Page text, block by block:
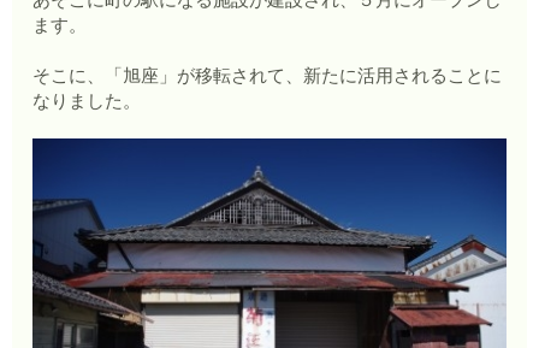
ます。
そこに、「旭座」が移転されて、新たに活用されることに
なりました。